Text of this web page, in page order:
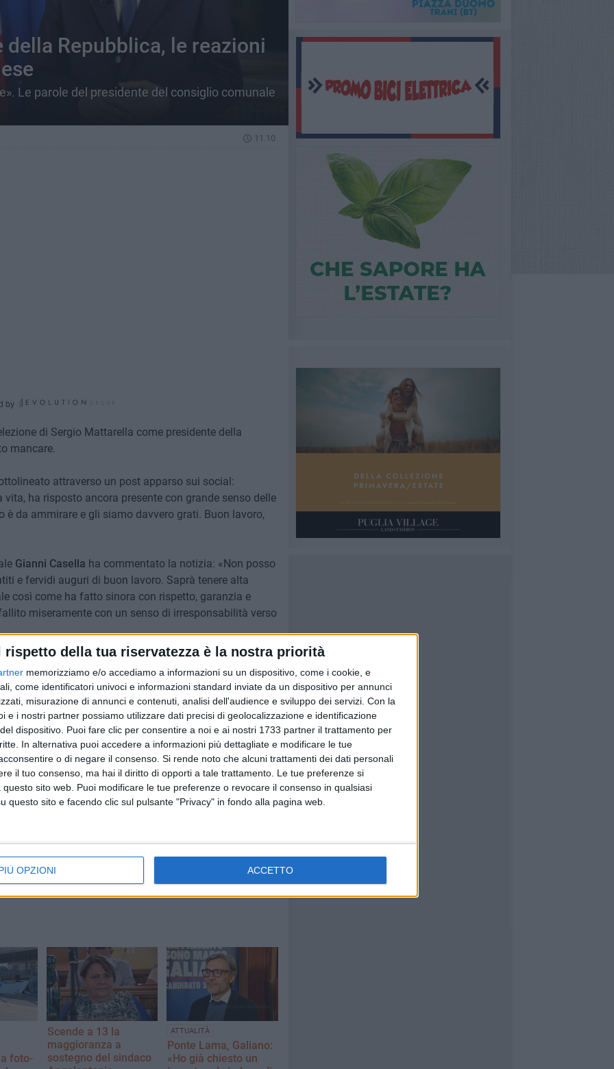
rispetto della tua riservatezza è la nostra priorità
memorizziamo e/o accediamo a informazioni su un dispositivo, come i cookie, e
come identificatori univoci e informazioni standard inviate da un dispositivo per annunci
misurazione di annunci e contenuti, analisi dell'audience e sviluppo dei servizi. Con la
e i nostri partner possiamo utilizzare dati precisi di geolocalizzazione e identificazione
dispositivo. Puoi fare clic per consentire a noi e ai nostri 1733 partner il trattamento per
In alternativa puoi accedere a informazioni più dettagliate e modificare le tue
o di negare il consenso. Si rende noto che alcuni trattamenti dei dati personali
il tuo consenso, ma hai il diritto di opporti a tale trattamento. Le tue preferenze si
sito web. Puoi modificare le tue preferenze o revocare il consenso in qualsiasi
questo sito e facendo clic sul pulsante "Privacy" in fondo alla pagina web.
OPZIONI ACCETTO
Repubblica, le reazioni
Le parole del presidente del consiglio comunale
11.10
by
di Sergio Mattarella come presidente della
mancare.
attraverso un post apparso sui social:
ha risposto ancora presente con grande senso delle
è da ammirare e gli siamo davvero grati. Buon lavoro,
Gianni Casella ha commentato la notizia: «Non posso
e fervidi auguri di buon lavoro. Saprà tenere alta
così come ha fatto sinora con rispetto, garanzia e
miseramente con un senso di irresponsabilità verso
6 AGOSTO 2026
Aspettando il Palio della Quercia:
foto-
Scende a 13 la
maggioranza a
sostegno del sindaco
ATTUALITÀ
Ponte Lama, Galiano:
«Ho già chiesto un